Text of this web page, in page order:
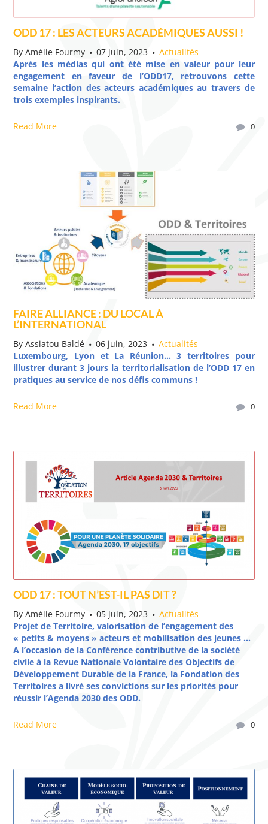
ODD 17 : LES ACTEURS ACADÉMIQUES AUSSI !
ByAmélie Fourmy 07 juin, 2023
Actualités
Après les médias qui ont été mise en valeur pour leur
engagement en faveur de l’ODD17, retrouvons cette
semaine l’action des acteurs académiques au travers de
trois exemples inspirants.
Read More 0
FAIRE ALLIANCE : DU LOCAL À
L’INTERNATIONAL
ByAssiatou Baldé 06 juin, 2023
Actualités
Luxembourg, Lyon et La Réunion… 3 territoires pour
illustrer durant 3 jours la territorialisation de l’ODD 17 en
pratiques au service de nos défis communs !
Read More 0
ODD 17 : TOUT N’EST-IL PAS DIT ?
ByAmélie Fourmy 05 juin, 2023
Actualités
Projet de Territoire, valorisation de l’engagement des
« petits & moyens » acteurs et mobilisation des jeunes …
A l’occasion de la Conférence contributive de la société
civile à la Revue Nationale Volontaire des Objectifs de
Développement Durable de la France, la Fondation des
Territoires a livré ses convictions sur les priorités pour
réussir l’Agenda 2030 des ODD.
Read More 0